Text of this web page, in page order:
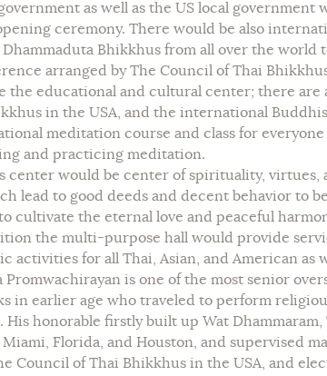
as well as the US local government
ceremony. There would be also
Bhikkhus from all over the world
arranged by The Council of Thai
the educational and cultural center; there are
in the USA, and the international
meditation course and class for everyone
and practicing meditation.
center would be center of spirituality, virtues,
lead to good deeds and decent behavior to
cultivate the eternal love and peaceful
the multi-purpose hall would provide
activities for all Thai, Asian, and American as
Promwachirayan is one of the most senior
in earlier age who traveled to perform
His honorable firstly built up Wat
Florida, and Houston, and supervised
Council of Thai Bhikkhus in the USA, and